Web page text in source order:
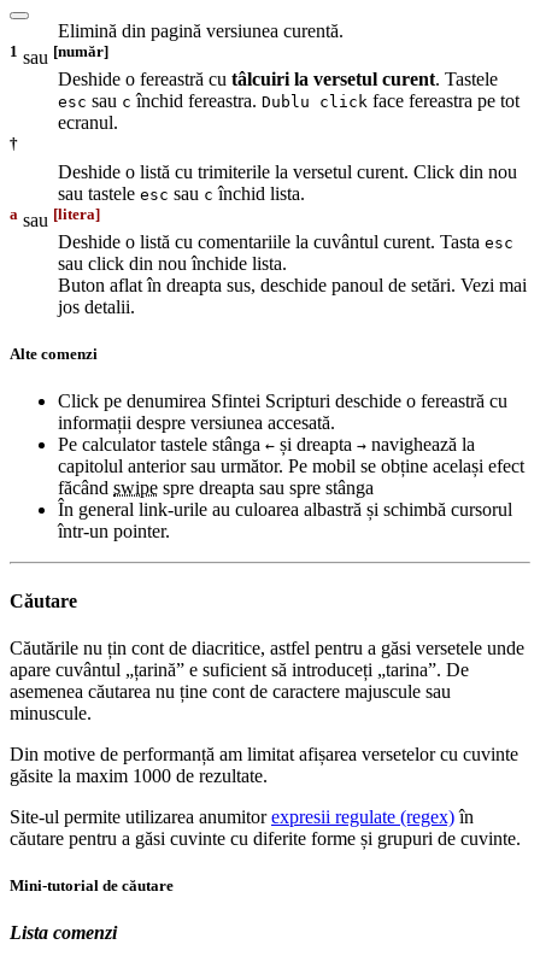
Elimină din pagină versiunea curentă.
1 sau [număr]
Deshide o fereastră cu tâlcuiri la versetul curent. Tastele
esc sau c închid fereastra. Dublu click face fereastra pe tot
ecranul.
†
Deshide o listă cu trimiterile la versetul curent. Click din nou
sau tastele esc sau c închid lista.
a sau [litera]
Deshide o listă cu comentariile la cuvântul curent. Tasta esc
sau click din nou închide lista.
Buton aflat în dreapta sus, deschide panoul de setări. Vezi mai
jos detalii.
Alte comenzi
Click pe denumirea Sfintei Scripturi deschide o fereastră cu
informații despre versiunea accesată.
Pe calculator tastele stânga ← și dreapta → navighează la
capitolul anterior sau următor. Pe mobil se obține același efect
făcând swipe spre dreapta sau spre stânga
În general link-urile au culoarea albastră și schimbă cursorul
într-un pointer.
Căutare
Căutările nu țin cont de diacritice, astfel pentru a găsi versetele unde
apare cuvântul „țarină” e suficient să introduceți „tarina”. De
asemenea căutarea nu ține cont de caractere majuscule sau
minuscule.
Din motive de performanță am limitat afișarea versetelor cu cuvinte
găsite la maxim 1000 de rezultate.
Site-ul permite utilizarea anumitorexpresii regulate (regex)în
căutare pentru a găsi cuvinte cu diferite forme și grupuri de cuvinte.
Mini-tutorial de căutare
Lista comenzi